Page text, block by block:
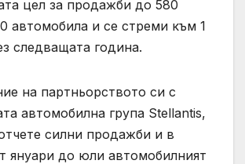
цел за продажби до 580
автомобила и се стреми към 1
следващата година.
на партньорството си с
автомобилна група Stellantis,
силни продажби и в
януари до юли автомобилният